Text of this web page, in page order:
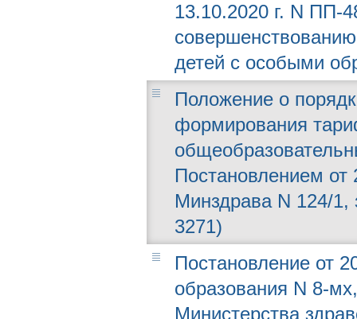
13.10.2020 г. N ПП-
детей с особыми
Положение о
формирования
Постановлением
Минздрава N 124/
3271)
Постановление от
образования N 8-
Министерства